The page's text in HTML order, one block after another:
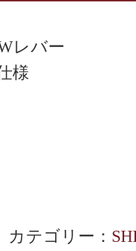
レバー
様
カテゴリー：